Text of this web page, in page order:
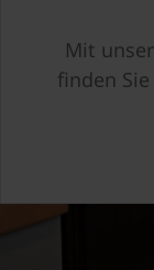
Mit
finden